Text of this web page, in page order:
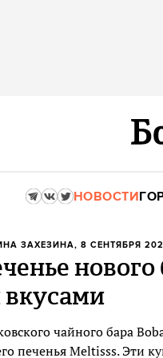
НОВОСТИ
ЗАХЕЗИНА, 8 СЕНТЯБРЯ
чайного бара
печенья Meltisss. Эти